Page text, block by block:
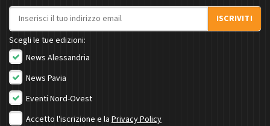
Indirizzo email
ISCRIVITI
Scegli le tue edizioni:
News Alessandria
News Pavia
Eventi Nord-Ovest
Accetto l'iscrizione e la Privacy Policy